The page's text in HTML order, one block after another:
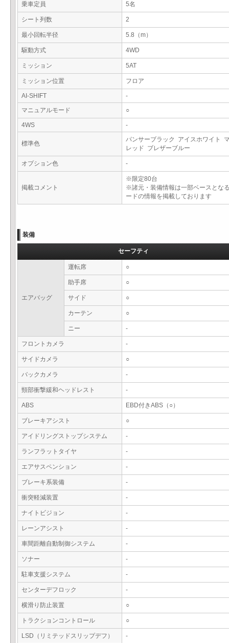
乗車定員 5名
シート列数 2
最小回転半径 5.8（m）
駆動方式 4WD
ミッション 5AT
ミッション位置 フロア
AI-SHIFT
-
マニュアルモード
○
4WS -
標準色
パンサーブラック アイスホワイト
レッド ブレザーブルー
オプション色 -
掲載コメント
※限定80台
※諸元・装備情報は一部ベースとな
ードの情報を掲載しております
装備
セーフティ
エアバッグ
運転席 ○
助手席 ○
サイド ○
カーテン ○
ニー -
フロントカメラ -
サイドカメラ ○
バックカメラ -
頸部衝撃緩和ヘッドレスト -
ABS EBD付きABS（○）
ブレーキアシスト ○
アイドリングストップシステム -
ランフラットタイヤ -
エアサスペンション -
ブレーキ系装備 -
衝突軽減装置 -
ナイトビジョン -
レーンアシスト -
車間距離自動制御システム -
ソナー -
駐車支援システム -
センターデフロック -
横滑り防止装置 ○
トラクションコントロール ○
LSD（リミテッドスリップデフ） -